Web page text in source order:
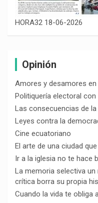
HORA32 18-06-2026
Opinión
Amores y desamores
Politiquería electoral
Las consecuencias de
Leyes contra la
Cine ecuatoriano
El arte de una ciudad
Ir a la iglesia no te hace
La memoria selectiva
crítica borra su propia
Cuando la vida te obliga